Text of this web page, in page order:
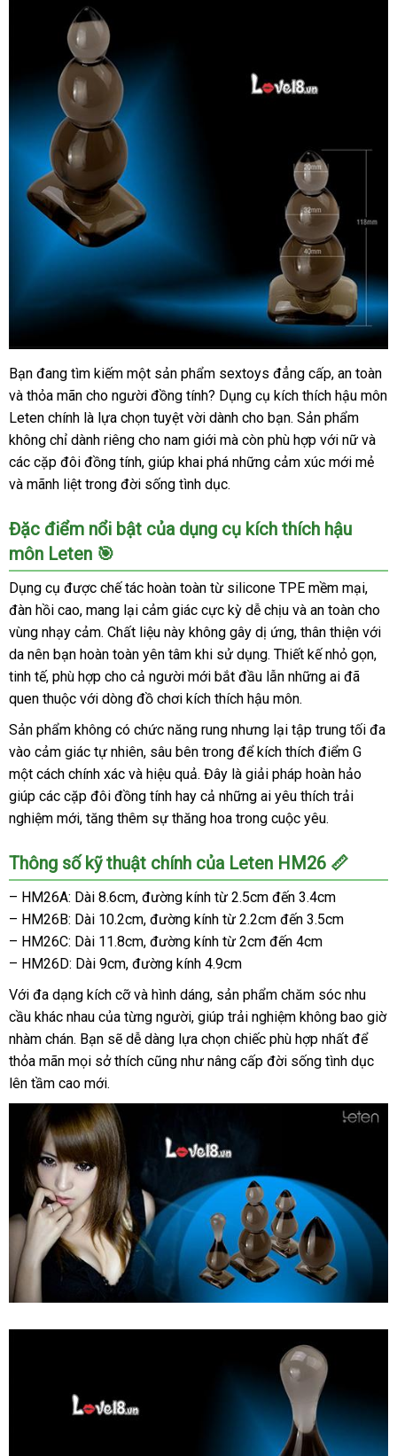
Môn
Leten
Cho
Người
Đồng
Đánh
giá
Dụng
Cụ
Kích
Thích
Hậu
Leten
Cho
Người
Đồng
Tính
tốt
nhất
Bạn đang tìm kiếm một sản phẩm sextoys đẳng cấp, an toàn
và thỏa mãn cho người đồng tính? Dụng cụ kích thích hậu môn
Leten chính là lựa chọn tuyệt vời dành cho bạn. Sản phẩm
không chỉ dành riêng cho nam giới mà còn phù hợp với nữ và
các cặp đôi đồng tính, giúp khai phá những cảm xúc mới mẻ
và mãnh liệt trong đời sống tình dục.
Đặc điểm nổi bật của dụng cụ kích thích hậu
môn Leten 🎯
Dụng cụ được chế tác hoàn toàn từ silicone TPE mềm mại,
đàn hồi cao, mang lại cảm giác cực kỳ dễ chịu và an toàn cho
vùng nhạy cảm. Chất liệu này không gây dị ứng, thân thiện với
da nên bạn hoàn toàn yên tâm khi sử dụng. Thiết kế nhỏ gọn,
tinh tế, phù hợp cho cả người mới bắt đầu lẫn những ai đã
quen thuộc với dòng đồ chơi kích thích hậu môn.
Sản phẩm không có chức năng rung nhưng lại tập trung tối đa
vào cảm giác tự nhiên, sâu bên trong để kích thích điểm G
một cách chính xác và hiệu quả. Đây là giải pháp hoàn hảo
giúp các cặp đôi đồng tính hay cả những ai yêu thích trải
nghiệm mới, tăng thêm sự thăng hoa trong cuộc yêu.
Thông số kỹ thuật chính của Leten HM26 📏
– HM26A: Dài 8.6cm, đường kính từ 2.5cm đến 3.4cm
– HM26B: Dài 10.2cm, đường kính từ 2.2cm đến 3.5cm
– HM26C: Dài 11.8cm, đường kính từ 2cm đến 4cm
– HM26D: Dài 9cm, đường kính 4.9cm
Với đa dạng kích cỡ và hình dáng, sản phẩm chăm sóc nhu
cầu khác nhau của từng người, giúp trải nghiệm không bao giờ
nhàm chán. Bạn sẽ dễ dàng lựa chọn chiếc phù hợp nhất để
thỏa mãn mọi sở thích cũng như nâng cấp đời sống tình dục
lên tầm cao mới.
Đánh